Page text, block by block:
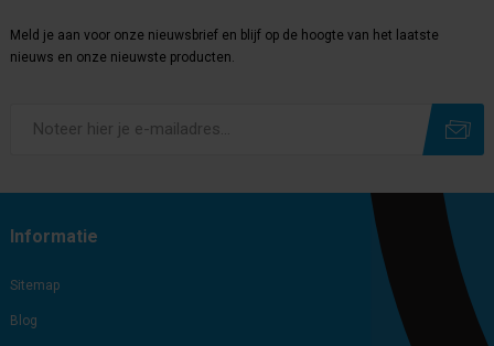
Meld je aan voor onze nieuwsbrief en blijf op de hoogte van het laatste
nieuws en onze nieuwste producten.
Informatie
Sitemap
Blog